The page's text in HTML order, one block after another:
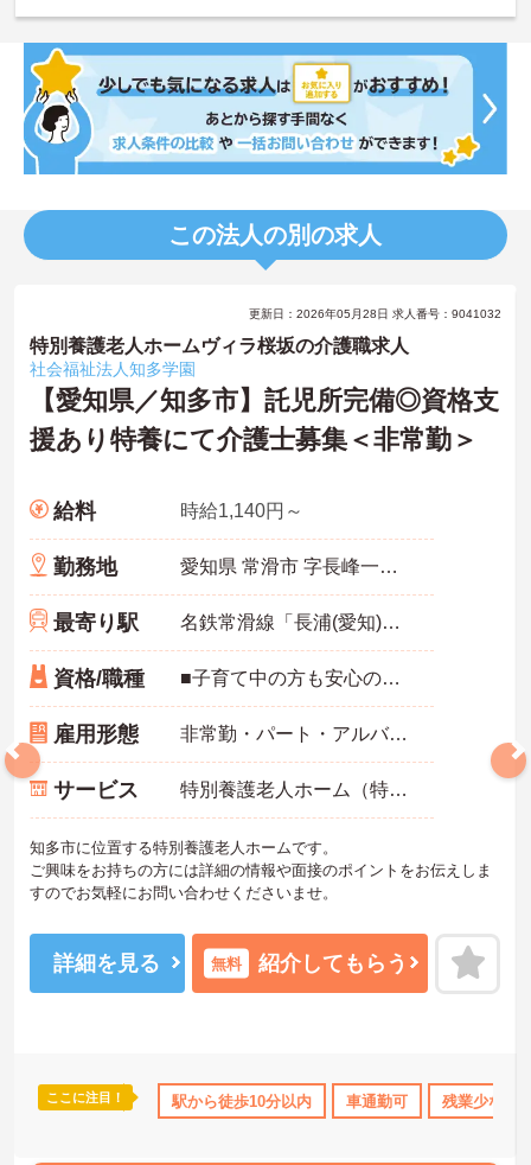
この法人の別の求人
日勤のみ 資格取得サポート 研修制度あり 産休･育休･
更新日：2026年05月28日 求人番号：9041032
特別養護老人ホームヴィラ桜坂の介護職求人
社会福祉法人知多学園
【愛知県／知多市】託児所完備◎資格支
援あり特養にて介護士募集＜非常勤＞
給料 時給1,140円～
勤務地 愛知県 常滑市 字長峰一ノ切17 むらさき野苑
最寄り駅 名鉄常滑線「長浦(愛知)駅」徒歩4分
資格/職種 ■子育て中の方も安心の提携保育園あり※利用料の半額は法人負担 ■資格取得支援制度あり ※資格取得の費用は会社が全額補助 ■マイカー通勤OK 無料駐車場完備
雇用形態 非常勤・パート・アルバイト
サービス 特別養護老人ホーム（特養）
知多市に位置する特別養護老人ホームです。
ご興味をお持ちの方には詳細の情報や面接のポイントをお伝えしま
すのでお気軽にお問い合わせくださいませ。
詳細を見る 無料 紹介してもらう
ここに注目！ 駅から徒歩10分以内 車通勤可 残業少なめ